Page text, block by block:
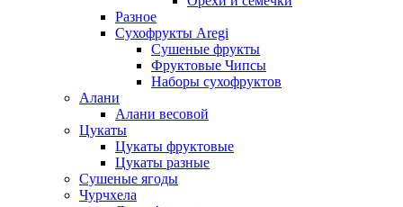
Разное
Сухофрукты Aregi
Сушеные фрукты
Фруктовые Чипсы
Наборы сухофруктов
Алани
Алани весовой
Цукаты
Цукаты фруктовые
Цукаты разные
Сушеные ягоды
Чурчхела